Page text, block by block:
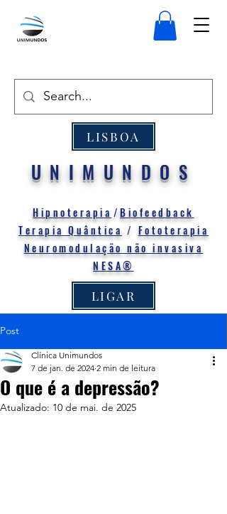
LISBOA
UNIMUNDOS
Hipnoterapia /Biofeedback
Terapia Quântica / Fototerapia
Neuromodulação não invasiva
NESA®
LIGAR
Post
O que é a depressão?
Clínica Unimundos
7 de jan. de 2024 2 min de leitura
Atualizado: 10 de mai. de 2025